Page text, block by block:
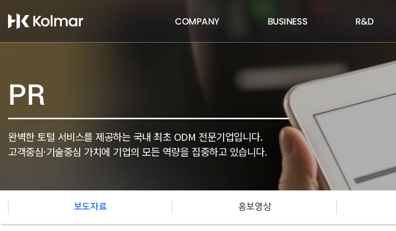
COMPANY BUSINESS R&D
PR
완벽한 토털 서비스를 제공하는 국내 최초 ODM 전문기업입니다.
고객중심·기술중심 가치에 기업의 모든 역량을 집중하고 있습니다.
보도자료 홍보영상